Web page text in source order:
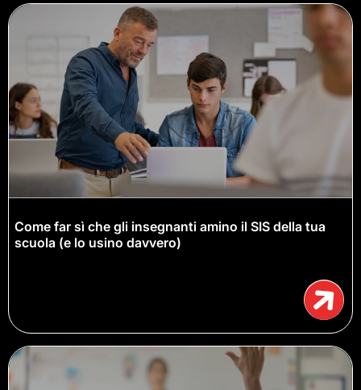
Come far sì che gli insegnanti amino il SIS della tua
scuola (e lo usino davvero)